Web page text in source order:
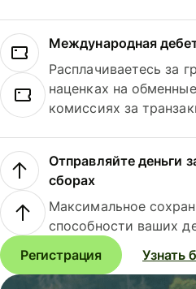
Международная
Расплачиваетесь за
наценках на
комиссиях за
Отправляйте деньги
сборах
Максимальное
способности ваших
Регистрация
Узнать